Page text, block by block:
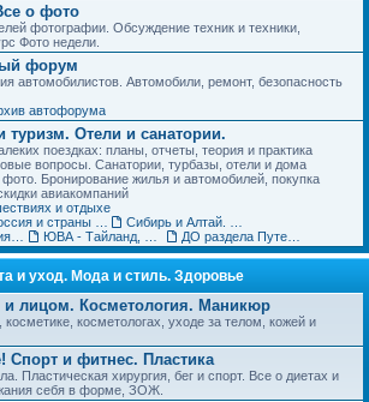
о фото
фотографии. Обсуждение техник и техники,
Фото недели.
форум
автомобилистов. Автомобили, ремонт, безопасность
автофорума
туризм. Отели и санатории.
поездках: планы, отчеты, теория и практика
вопросы. Санатории, турбазы, отели и дома
Бронирование жилья и автомобилей, покупка
авиакомпаний
и отдыхе
и уход. Мода и стиль. Здоровье
и лицом. Косметология. Маникюр
косметологах, уходе за телом, кожей и
Спорт и фитнес. Пластика
Пластическая хирургия, бег и спорт. Все о диетах и
себя в форме, ЗОЖ.